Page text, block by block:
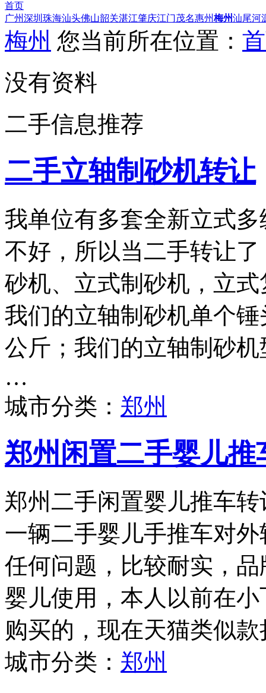
首页
广州深圳 珠海汕头佛山韶关湛江肇庆江门茂名惠州梅州汕尾河
梅州 您当前所在位置：
没有资料
二手信息推荐
二手立轴制砂机转让
我单位有多套全新立式
不好，所以当二手转让
砂机、立式制砂机，立
我们的立轴制砂机单个
公斤；我们的立轴制砂
…
城市分类： 郑州
郑州闲置二手婴儿推
郑州二手闲置婴儿推车
一辆二手婴儿手推车对
任何问题，比较耐实，品
婴儿使用，本人以前在
购买的，现在天猫类似
城市分类： 郑州